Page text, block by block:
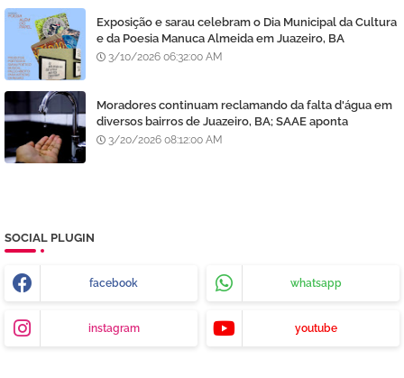
Exposição e sarau celebram o Dia Municipal da Cultura
e da Poesia Manuca Almeida em Juazeiro, BA
3/10/2026 06:32:00 AM
Moradores continuam reclamando da falta d'água em
diversos bairros de Juazeiro, BA; SAAE aponta
manutenção e lavagem de filtros
3/20/2026 08:12:00 AM
SOCIAL PLUGIN
facebook whatsapp
instagram youtube